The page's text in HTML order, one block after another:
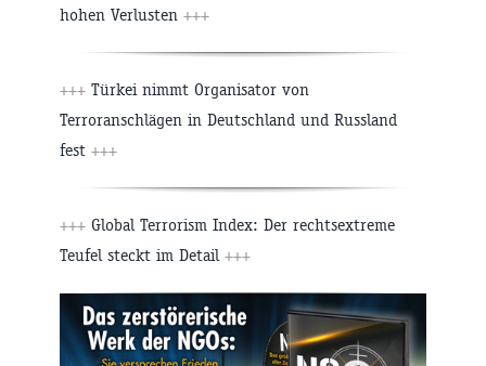
hohen Verlusten +++
+++ Türkei nimmt Organisator von
Terroranschlägen in Deutschland und Russland
fest +++
+++ Global Terrorism Index: Der rechtsextreme
Teufel steckt im Detail +++